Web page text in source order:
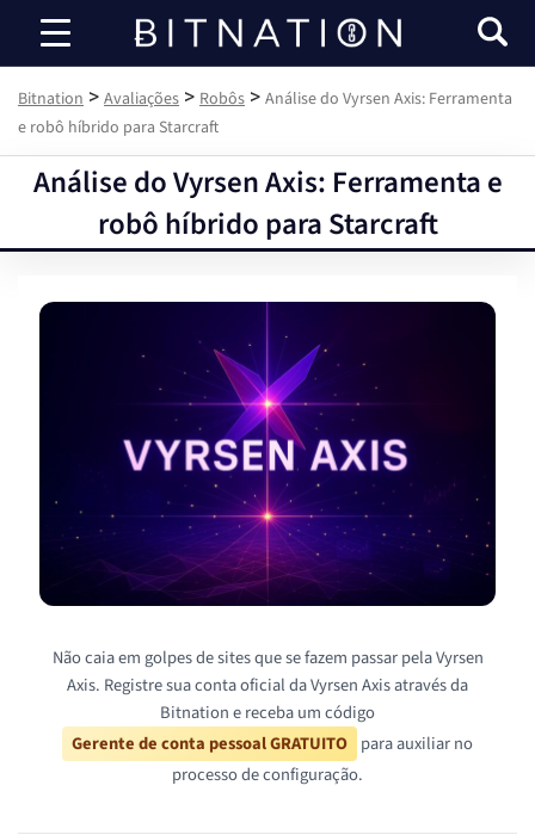
Bitnation
Bitnation > Avaliações > Robôs > Análise do Vyrsen Axis: Ferramenta
e robô híbrido para Starcraft
Análise do Vyrsen Axis: Ferramenta e
robô híbrido para Starcraft
Não caia em golpes de sites que se fazem passar pela Vyrsen
Axis. Registre sua conta oficial da Vyrsen Axis através da
Bitnation e receba um código
Gerente de conta pessoal GRATUITO para auxiliar no
processo de configuração.